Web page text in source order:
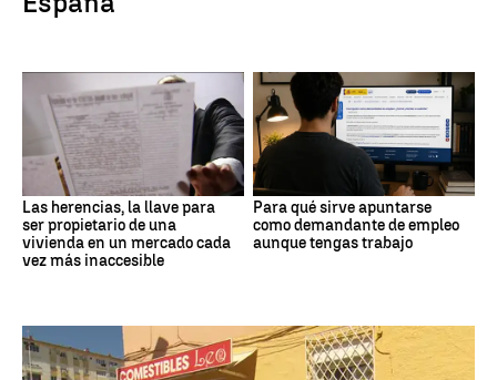
Las herencias, la llave para
ser propietario de una
vivienda en un mercado cada
vez más inaccesible
Para qué sirve apuntarse
como demandante de empleo
aunque tengas trabajo